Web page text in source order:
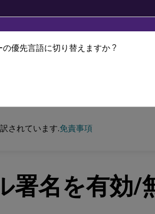
械翻訳されています。
されています.免責事項
署名を有効/
優先言語に切り替えますか ?